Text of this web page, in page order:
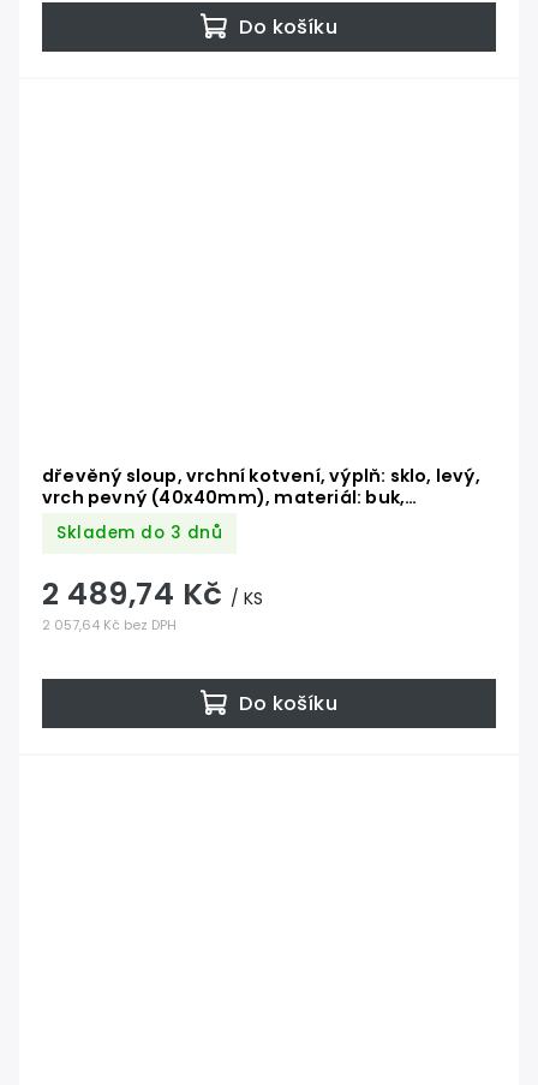
Do košíku
dřevěný sloup, vrchní kotvení, výplň: sklo, levý,
vrch pevný (40x40mm), materiál: buk,
broušený povrch bez nátěru
Skladem do 3 dnů
2 057,64 Kč bez DPH
2 489,74 Kč / KS
Do košíku